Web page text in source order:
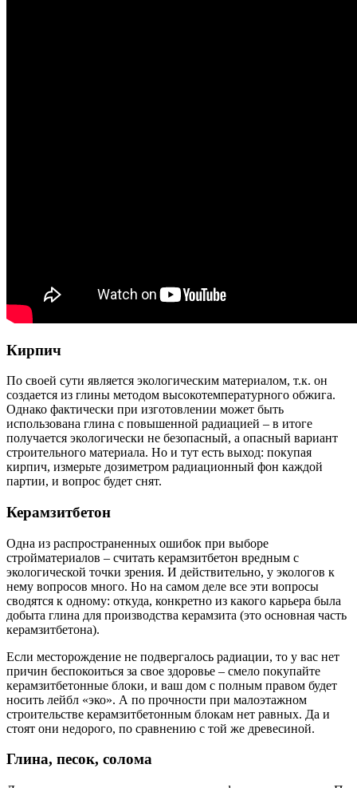
Кирпич
По своей сути является экологическим материалом, т.к. он
создается из глины методом высокотемпературного обжига.
Однако фактически при изготовлении может быть
использована глина с повышенной радиацией – в итоге
получается экологически не безопасный, а опасный вариант
строительного материала. Но и тут есть выход: покупая
кирпич, измерьте дозиметром радиационный фон каждой
партии, и вопрос будет снят.
Керамзитбетон
Одна из распространенных ошибок при выборе
стройматериалов – считать керамзитбетон вредным с
экологической точки зрения. И действительно, у экологов к
нему вопросов много. Но на самом деле все эти вопросы
сводятся к одному: откуда, конкретно из какого карьера была
добыта глина для производства керамзита (это основная часть
керамзитбетона).
Если месторождение не подвергалось радиации, то у вас нет
причин беспокоиться за свое здоровье – смело покупайте
керамзитбетонные блоки, и ваш дом с полным правом будет
носить лейбл «эко». А по прочности при малоэтажном
строительстве керамзитбетонным блокам нет равных. Да и
стоят они недорого, по сравнению с той же древесиной.
Глина, песок, солома